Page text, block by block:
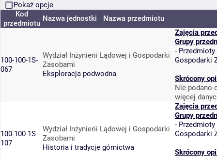
Pokaż opcje
Kod
przedmiotu
Nazwa jednostki Nazwa przedmiotu
100-100-1S-
067
Wydział Inżynierii Lądowej i Gospodarki
Zasobami
Eksploracja podwodna
Zajęcia
Grupy
- Przedmioty
Gospodarki
Skrócony
Nie podano
więcej
100-100-1S-
107
Wydział Inżynierii Lądowej i Gospodarki
Zasobami
Historia i tradycje górnictwa
Zajęcia
Grupy
- Przedmioty
Gospodarki
Skrócony